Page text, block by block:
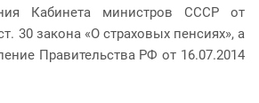
Кабинета министров СССР от
30 закона «О страховых пенсиях», а
Правительства РФ от 16.07.2014